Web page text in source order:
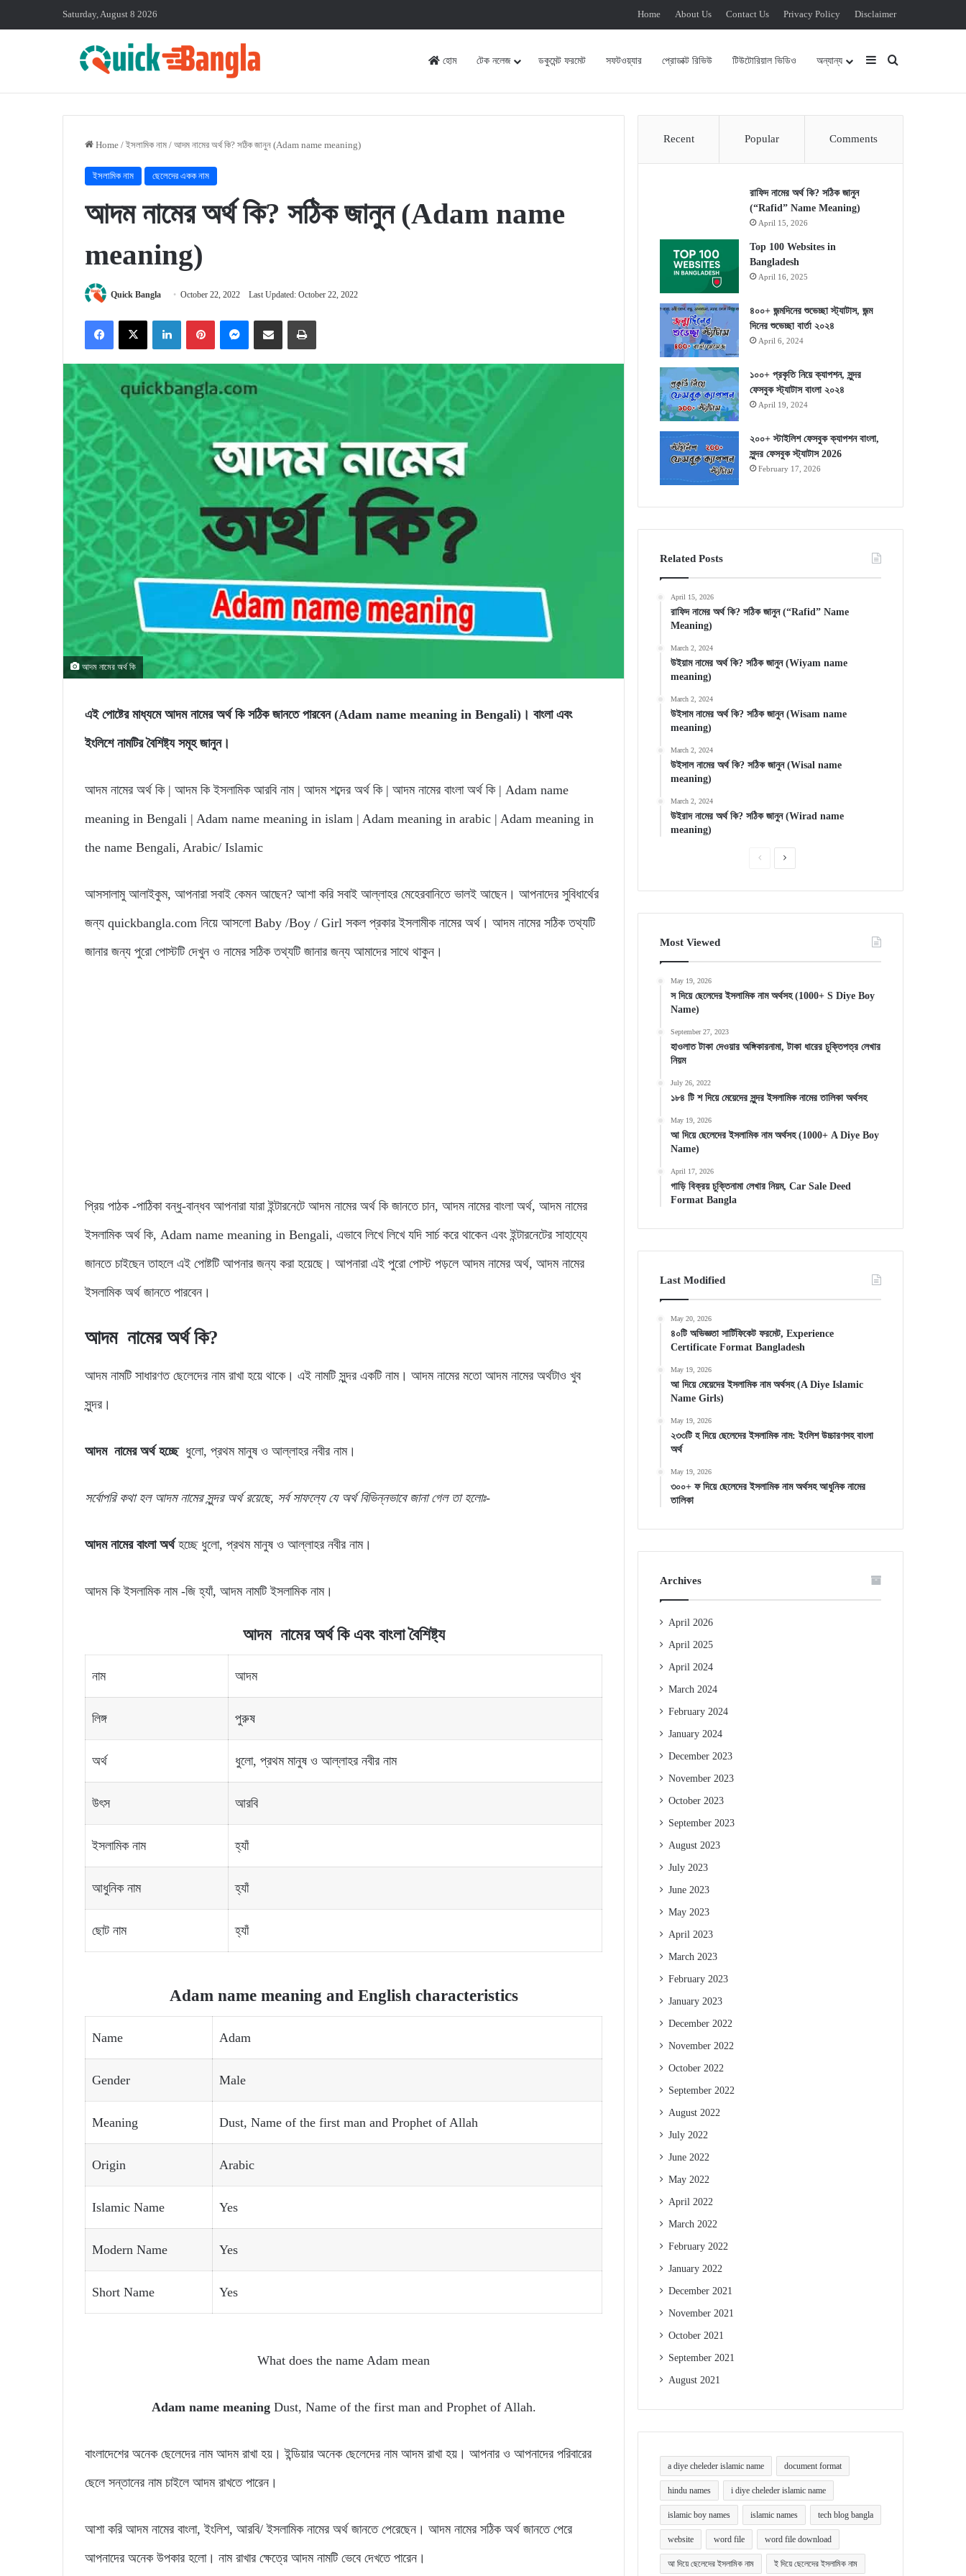
Saturday, August 8 2026 Home About Us Contact Us Privacy Policy Disclaimer
হোম টেক নলেজ ডকুমেন্ট ফরমেট সফটওয়্যার প্রোডাক্ট রিভিউ টিউটোরিয়াল ভিডিও অন্যান্য Sidebar
Home / ইসলামিক নাম / আদম নামের অর্থ কি? সঠিক জানুন (Adam name meaning)
ইসলামিক নাম ছেলেদের একক নাম
আদম নামের অর্থ কি? সঠিক জানুন (Adam name
meaning)
Quick Bangla October 22, 2022 Last Updated: October 22, 2022
FacebookX LinkedInPinterestMessengerShare via Email Print
আদম নামের অর্থ কি
এই পোষ্টের মাধ্যমে আদম নামের অর্থ কি সঠিক জানতে পারবেন (Adam name meaning in Bengali)। বাংলা এবং
ইংলিশে নামটির বৈশিষ্ট্য সমূহ জানুন।
আদম নামের অর্থ কি | আদম কি ইসলামিক আরবি নাম | আদম শব্দের অর্থ কি | আদম নামের বাংলা অর্থ কি | Adam name
meaning in Bengali | Adam name meaning in islam | Adam meaning in arabic | Adam meaning in
the name Bengali, Arabic/ Islamic
আসসালামু আলাইকুম, আপনারা সবাই কেমন আছেন? আশা করি সবাই আল্লাহর মেহেরবানিতে ভালই আছেন। আপনাদের সুবিধার্থের
জন্য quickbangla.com নিয়ে আসলো Baby /Boy / Girl সকল প্রকার ইসলামীক নামের অর্থ। আদম নামের সঠিক তথ্যটি
জানার জন্য পুরো পোস্টটি দেখুন ও নামের সঠিক তথ্যটি জানার জন্য আমাদের সাথে থাকুন।
প্রিয় পাঠক -পাঠিকা বন্ধু-বান্ধব আপনারা যারা ইন্টারনেটে আদম নামের অর্থ কি জানতে চান, আদম নামের বাংলা অর্থ, আদম নামের
ইসলামিক অর্থ কি, Adam name meaning in Bengali, এভাবে লিখে লিখে যদি সার্চ করে থাকেন এবং ইন্টারনেটের সাহায্যে
জানতে চাইছেন তাহলে এই পোষ্টটি আপনার জন্য করা হয়েছে। আপনারা এই পুরো পোস্ট পড়লে আদম নামের অর্থ, আদম নামের
ইসলামিক অর্থ জানতে পারবেন।
আদম নামের অর্থকি?
আদম নামটি সাধারণত ছেলেদের নাম রাখা হয়ে থাকে। এই নামটি সুন্দর একটি নাম। আদম নামের মতো আদম নামের অর্থটাও খুব
সুন্দর।
আদম নামের অর্থ হচ্ছে ধুলো, প্রথম মানুষ ও আল্লাহর নবীর নাম।
সর্বোপরি কথা হল আদমনামের সুন্দর অর্থরয়েছে, সর্বসাফল্যেযে অর্থবিভিন্নভাবে জানা গেলতা হলোঃ-
আদম নামের বাংলা অর্থহচ্ছে ধুলো, প্রথম মানুষ ও আল্লাহর নবীর নাম।
আদম কি ইসলামিক নাম -জি হ্যাঁ, আদম নামটি ইসলামিক নাম।
আদম নামের অর্থকি এবং বাংলা বৈশিষ্ট্য
নাম আদম
লিঙ্গ পুরুষ
অর্থ ধুলো, প্রথম মানুষ ও আল্লাহর নবীর নাম
উৎস আরবি
ইসলামিক নাম হ্যাঁ
আধুনিক নাম হ্যাঁ
ছোট নাম হ্যাঁ
Adam name meaning and English characteristics
Name Adam
Gender Male
Meaning Dust, Name of the first man and Prophet of Allah
Origin Arabic
Islamic Name Yes
Modern Name Yes
Short Name Yes
What does the name Adam mean
Adam name meaning Dust, Name of the first man and Prophet of Allah.
বাংলাদেশের অনেক ছেলেদের নাম আদম রাখা হয়। ইন্ডিয়ার অনেক ছেলেদের নাম আদম রাখা হয়। আপনার ও আপনাদের পরিবারের
ছেলে সন্তানের নাম চাইলে আদম রাখতে পারেন।
আশা করি আদম নামের বাংলা, ইংলিশ, আরবি/ ইসলামিক নামের অর্থ জানতে পেরেছেন। আদম নামের সঠিক অর্থ জানতে পেরে
আপনাদের অনেক উপকার হলো। নাম রাখার ক্ষেত্রে আদম নামটি ভেবে দেখতে পারেন।
Recent Popular Comments
রাফিদ নামের অর্থ কি? সঠিক জানুন
(“Rafid” Name Meaning)
April 15, 2026
Top 100 Websites in
Bangladesh
April 16, 2025
৪০০+ জন্মদিনের শুভেচ্ছা স্ট্যাটাস, জন্ম
দিনের শুভেচ্ছা বার্তা ২০২৪
April 6, 2024
১০০+ প্রকৃতি নিয়ে ক্যাপশন, সুন্দর
ফেসবুক স্ট্যাটাস বাংলা ২০২৪
April 19, 2024
২০০+ স্টাইলিশ ফেসবুক ক্যাপশন বাংলা,
সুন্দর ফেসবুক স্ট্যাটাস 2026
February 17, 2026
Related Posts
April 15, 2026
রাফিদ নামের অর্থ কি? সঠিক জানুন (“Rafid” Name
Meaning)
March 2, 2024
উইয়াম নামের অর্থ কি? সঠিক জানুন (Wiyam name
meaning)
March 2, 2024
উইসাম নামের অর্থ কি? সঠিক জানুন (Wisam name
meaning)
March 2, 2024
উইসাল নামের অর্থ কি? সঠিক জানুন (Wisal name
meaning)
March 2, 2024
উইরাদ নামের অর্থ কি? সঠিক জানুন (Wirad name
meaning)
PreviousNext
Most Viewed
May 19, 2026
স দিয়ে ছেলেদের ইসলামিক নাম অর্থসহ (1000+ S Diye Boy
Name)
September 27, 2023
হাওলাত টাকা দেওয়ার অঙ্গিকারনামা, টাকা ধারের চুক্তিপত্র লেখার
নিয়ম
July 26, 2022
১৮৪ টি শ দিয়ে মেয়েদের সুন্দর ইসলামিক নামের তালিকা অর্থসহ
May 19, 2026
আ দিয়ে ছেলেদের ইসলামিক নাম অর্থসহ (1000+ A Diye Boy
Name)
April 17, 2026
গাড়ি বিক্রয় চুক্তিনামা লেখার নিয়ম, Car Sale Deed
Format Bangla
Last Modified
May 20, 2026
৪০টি অভিজ্ঞতা সার্টিফিকেট ফরমেট, Experience
Certificate Format Bangladesh
May 19, 2026
আ দিয়ে মেয়েদের ইসলামিক নাম অর্থসহ (A Diye Islamic
Name Girls)
May 19, 2026
২৩৩টি হ দিয়ে ছেলেদের ইসলামিক নাম: ইংলিশ উচ্চারণসহ বাংলা
অর্থ
May 19, 2026
৩০০+ ফ দিয়ে ছেলেদের ইসলামিক নাম অর্থসহ আধুনিক নামের
তালিকা
Archives
April 2026
April 2025
April 2024
March 2024
February 2024
January 2024
December 2023
November 2023
October 2023
September 2023
August 2023
July 2023
June 2023
May 2023
April 2023
March 2023
February 2023
January 2023
December 2022
November 2022
October 2022
September 2022
August 2022
July 2022
June 2022
May 2022
April 2022
March 2022
February 2022
January 2022
December 2021
November 2021
October 2021
September 2021
August 2021
a diye cheleder islamic name document format
hindu names i diye cheleder islamic name
islamic boy names islamic names tech blog bangla
website word file word file download
আ দিয়ে ছেলেদের ইসলামিক নাম ই দিয়ে ছেলেদের ইসলামিক নাম